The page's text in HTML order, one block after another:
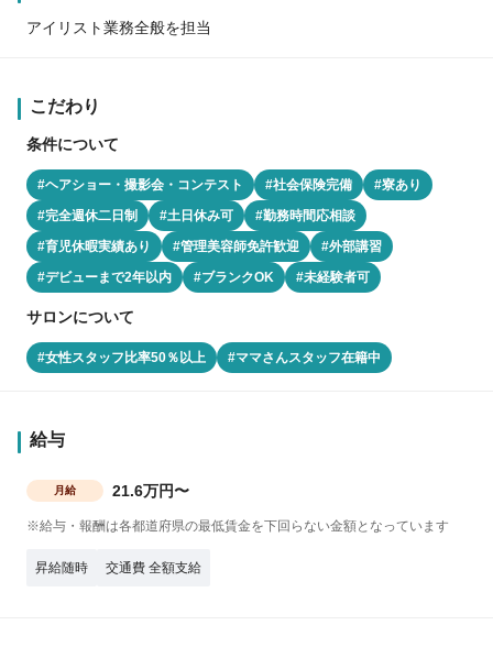
アイリスト業務全般を担当
こだわり
条件について
#ヘアショー・撮影会・コンテスト #社会保険完備
#寮あり
#完全週休二日制
#土日休み可
#勤務時間応相談
#育児休暇実績あり
#管理美容師免許歓迎
#外部講習
#デビューまで2年以内
#ブランクOK #未経験者可
サロンについて
#女性スタッフ比率50％以上 #ママさんスタッフ在籍中
給与
月給 21.6万円〜
※給与・報酬は各都道府県の最低賃金を下回らない金額となっています
昇給随時 交通費 全額支給